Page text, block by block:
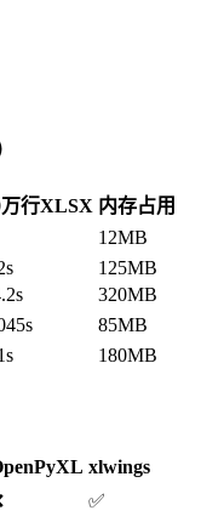
万行XLSX 内存占用
12MB
125MB
320MB
85MB
180MB
xlwings
✅